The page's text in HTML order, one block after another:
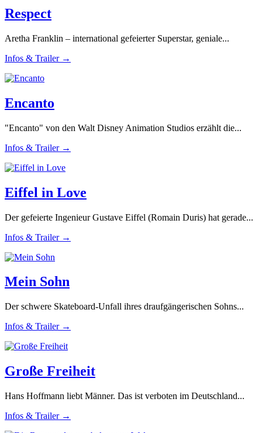
Respect
Aretha Franklin – international gefeierter Superstar, geniale...
Infos & Trailer →
Encanto
"Encanto" von den Walt Disney Animation Studios erzählt die...
Infos & Trailer →
Eiffel in Love
Der gefeierte Ingenieur Gustave Eiffel (Romain Duris) hat gerade...
Infos & Trailer →
Mein Sohn
Der schwere Skateboard-Unfall ihres draufgängerischen Sohns...
Infos & Trailer →
Große Freiheit
Hans Hoffmann liebt Männer. Das ist verboten im Deutschland...
Infos & Trailer →